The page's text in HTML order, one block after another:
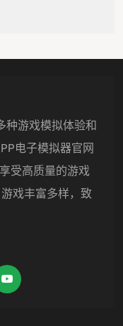
种游戏模拟体验和
电子模拟器官网
受高质量的游戏
戏丰富多样，致